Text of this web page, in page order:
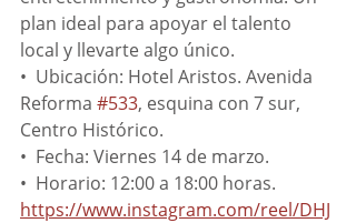
plan ideal para apoyar el talento
local y llevarte algo único.
•⁠  ⁠Ubicación: Hotel Aristos. Avenida
Reforma #533, esquina con 7 sur,
Centro Histórico.
•⁠  ⁠Fecha: Viernes 14 de marzo.
•⁠  ⁠Horario: 12:00 a 18:00 horas.
https://www.instagram.com/reel/DHJ